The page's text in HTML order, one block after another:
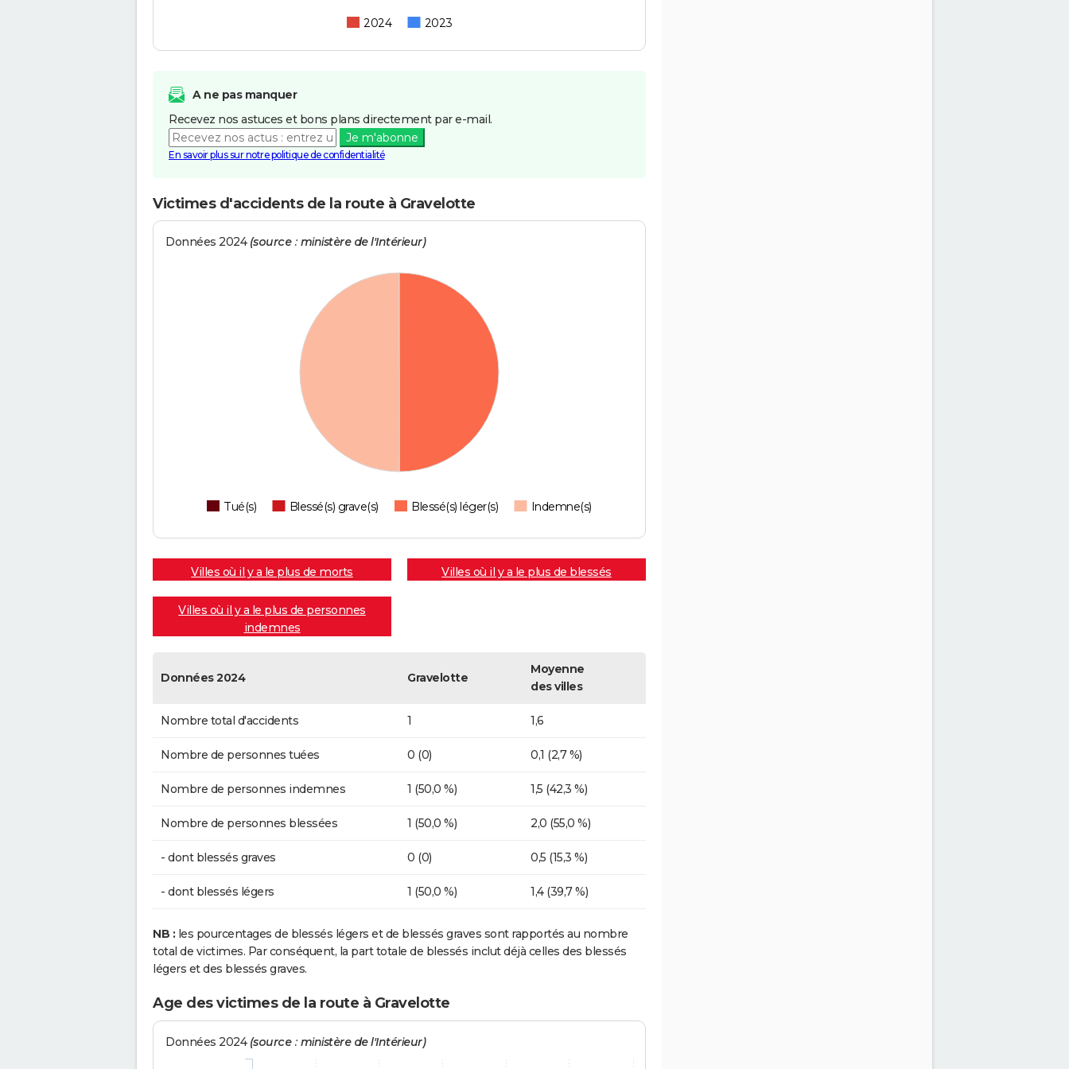
2024 2023
A ne pas manquer
Recevez nos astuces et bons plans directement par e-mail.
Je m'abonne
En savoir plus sur notre politique de confidentialité
Victimes d'accidents de la route à Gravelotte
Données 2024 (source : ministère de l'Intérieur)
Tué(s) Blessé(s) grave(s) Blessé(s) léger(s) Indemne(s)
Villes où il y a le plus de morts Villes où il y a le plus de blessés
Villes où il y a le plus de personnes
indemnes
Données 2024 Gravelotte
Moyenne
des villes
Nombre total d'accidents 1 1,6
Nombre de personnes tuées 0 (0) 0,1 (2,7 %)
Nombre de personnes indemnes 1 (50,0 %) 1,5 (42,3 %)
Nombre de personnes blessées 1 (50,0 %) 2,0 (55,0 %)
- dont blessés graves 0 (0) 0,5 (15,3 %)
- dont blessés légers 1 (50,0 %) 1,4 (39,7 %)
NB : les pourcentages de blessés légers et de blessés graves sont rapportés au nombre
total de victimes. Par conséquent, la part totale de blessés inclut déjà celles des blessés
légers et des blessés graves.
Age des victimes de la route à Gravelotte
Données 2024 (source : ministère de l'Intérieur)